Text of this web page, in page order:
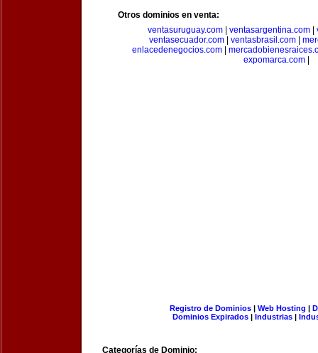
Otros dominios en venta:
ventasuruguay.com| ventasargentina.com|
ventasecuador.com| ventasbrasil.com|
enlacedenegocios.com|
expomarca.com|
Registro de Dominios| Web Hosting |
Dominios Expirados | Industrias |
Categorías de Dominio: